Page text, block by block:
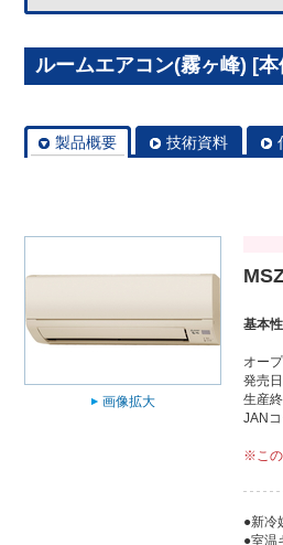
ルームエアコン(霧ヶ峰) [
製品概要 技術資料
画像拡大
基本
オー
発売
生産
JAN
※この
●新冷
●室温